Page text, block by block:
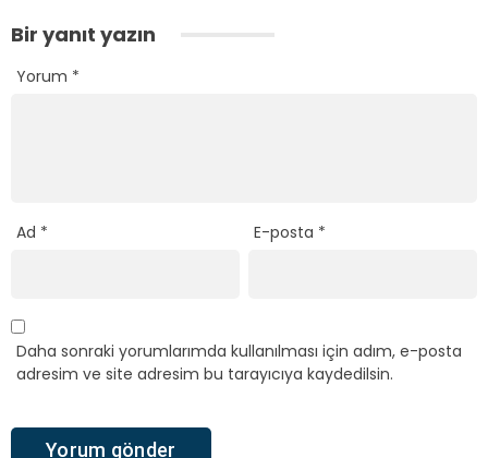
Bir yanıt yazın
Yorum *
Ad * E-posta *
Daha sonraki yorumlarımda kullanılması için adım, e-posta
adresim ve site adresim bu tarayıcıya kaydedilsin.